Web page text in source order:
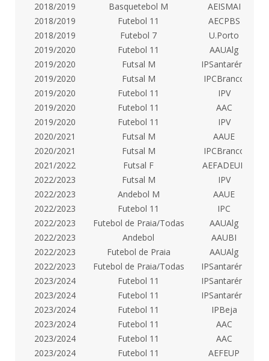
2018/2019
Basquetebol M
AEISMAI
2018/2019
Futebol 11
AECPBS
2018/2019
Futebol 7
U.Porto
2019/2020
Futebol 11
AAUAlg
2019/2020
Futsal M
IPSantarém
2019/2020
Futsal M
IPCBranco
2019/2020
Futebol 11
IPV
2019/2020
Futebol 11
AAC
2019/2020
Futebol 11
IPV
2020/2021
Futsal M
AAUE
2020/2021
Futsal M
IPCBranco
2021/2022
Futsal F
AEFADEUP
2022/2023
Futsal M
IPV
2022/2023
Andebol M
AAUE
2022/2023
Futebol 11
IPC
2022/2023
Futebol de Praia/Todas AAUAlg
2022/2023
Andebol
AAUBI
2022/2023
Futebol de Praia
AAUAlg
2022/2023
Futebol de Praia/Todas
IPSantarém
2023/2024
Futebol 11
IPSantarém
2023/2024
Futebol 11
IPSantarém
2023/2024
Futebol 11
IPBeja
2023/2024
Futebol 11
AAC
2023/2024
Futebol 11
AAC
2023/2024
Futebol 11
AEFEUP